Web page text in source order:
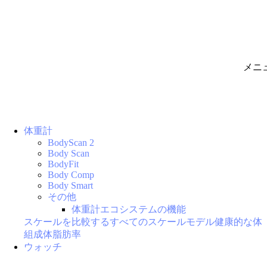
メニ
体重計
BodyScan 2
Body Scan
BodyFit
Body Comp
Body Smart
その他
体重計エコシステムの機能
スケールを比較するすべてのスケールモデル健康的な体
組成体脂肪率
ウォッチ